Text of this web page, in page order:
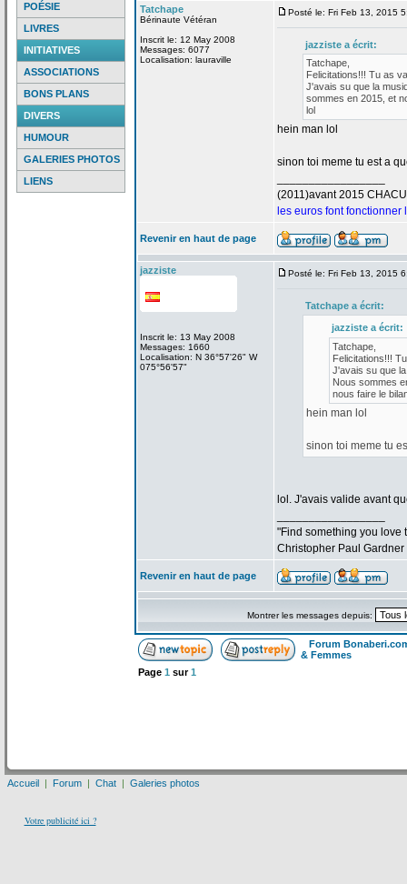
POÉSIE
LIVRES
INITIATIVES
ASSOCIATIONS
BONS PLANS
DIVERS
HUMOUR
GALERIES PHOTOS
LIENS
Tatchape
Bérinaute Vétéran
Inscrit le: 12 May 2008
Messages: 6077
Localisation: lauraville
Posté le: Fri Feb 13, 2015
jazziste a écrit:
Tatchape,
Felicitations!!! Tu as
J'avais su que la
sommes en 2015, et
lol
hein man lol
sinon toi meme tu est a
(2011)avant 2015
les euros font fonctionner
Revenir en haut de page
jazziste
Inscrit le: 13 May 2008
Messages: 1660
Localisation: N 36°57'26" W
075°56'57"
Posté le: Fri Feb 13, 2015
Tatchape a écrit:
jazziste aécrit:
Tatchape,
Felicitations!!!
J'avais su que la
Nous sommes
nous faire le
hein man lol
sinon toi meme tu
lol. J'avais valide avant
"Find something you love
Christopher Paul Gardner
Revenir en haut de page
Montrer les messages depuis:
Forum
& Femmes
Page 1 sur1
Accueil | Forum | Chat | Galeries photos
Votre publicité ici ?